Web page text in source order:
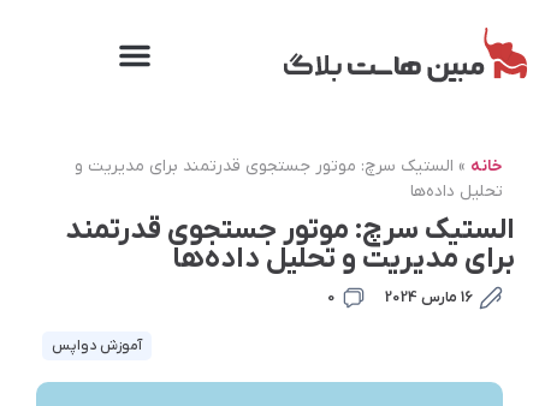
خانه » الستیک سرچ: موتور جستجوی قدرتمند برای مدیریت و
تحلیل داده‌ها
الستیک سرچ: موتور جستجوی قدرتمند
برای مدیریت و تحلیل داده‌ها
16 مارس 2024 0
آموزش دواپس